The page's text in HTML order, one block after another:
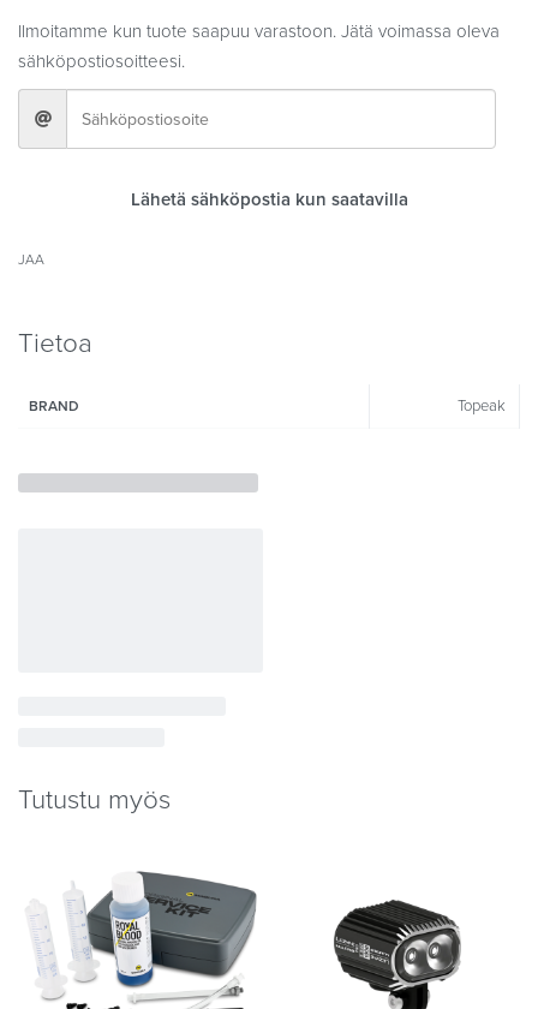
Ilmoitamme kun tuote saapuu varastoon. Jätä voimassa oleva
sähköpostiosoitteesi.
Lähetä sähköpostia kun saatavilla
JAA
Tietoa
BRAND Topeak
Tutustu myös